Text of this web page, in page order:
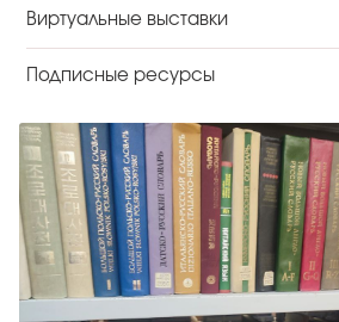
Виртуальные выставки
Подписные ресурсы